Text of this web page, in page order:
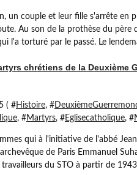
un couple et leur fille s'arrête en
Au son de la prothèse du père
l'a torturé par le passé. Le
chrétiens de la Deuxième
( #Histoire, #
, #Martyrs, #Eglisecatholique, #
qui à l'initiative de l'abbé
de Paris Emmanuel
du STO à partir de